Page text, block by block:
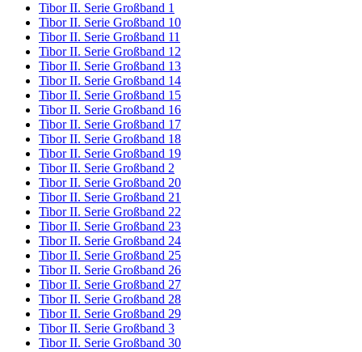
Tibor II. Serie Großband 1
Tibor II. Serie Großband 10
Tibor II. Serie Großband 11
Tibor II. Serie Großband 12
Tibor II. Serie Großband 13
Tibor II. Serie Großband 14
Tibor II. Serie Großband 15
Tibor II. Serie Großband 16
Tibor II. Serie Großband 17
Tibor II. Serie Großband 18
Tibor II. Serie Großband 19
Tibor II. Serie Großband 2
Tibor II. Serie Großband 20
Tibor II. Serie Großband 21
Tibor II. Serie Großband 22
Tibor II. Serie Großband 23
Tibor II. Serie Großband 24
Tibor II. Serie Großband 25
Tibor II. Serie Großband 26
Tibor II. Serie Großband 27
Tibor II. Serie Großband 28
Tibor II. Serie Großband 29
Tibor II. Serie Großband 3
Tibor II. Serie Großband 30